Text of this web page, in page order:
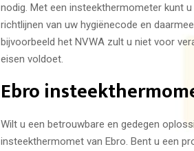
nodig. Met een insteekthermometer kunt
richtlijnen van uw hygiënecode en
bijvoorbeeld het NVWA zult u niet voor
eisen voldoet.
Ebro
Wilt u een betrouwbare en gedegen
insteekthermomet van Ebro. Bent u een